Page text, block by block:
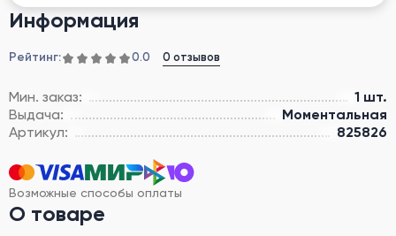
Информация
Рейтинг: 0.0 0 отзывов
Мин. заказ:
1 шт.
Выдача:
Моментальная
Артикул:
825826
Возможные способы оплаты
О товаре